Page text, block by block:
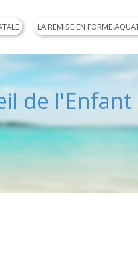
LA REMISE EN FORME
de l'Enfant